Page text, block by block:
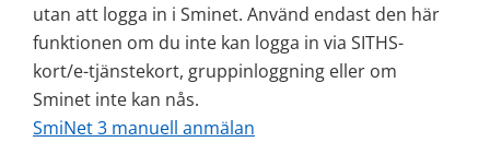
utan att logga in i Sminet. Använd endast den här
funktionen om du inte kan logga in via SITHS-
kort/e-tjänste­kort, gruppinloggning eller om
Sminet inte kan nås.
SmiNet 3 manuell anmälan